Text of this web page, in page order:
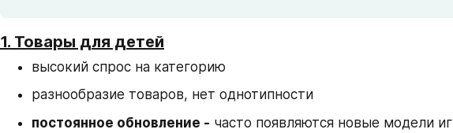
1. Товары для детей
высокий спрос на категорию
разнообразие товаров, нет однотипности
постоянное обновление - часто появляются новые модели